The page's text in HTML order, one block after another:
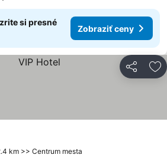
si presné
Zobraziť ceny
Zdieľať
km >> Centrum mesta